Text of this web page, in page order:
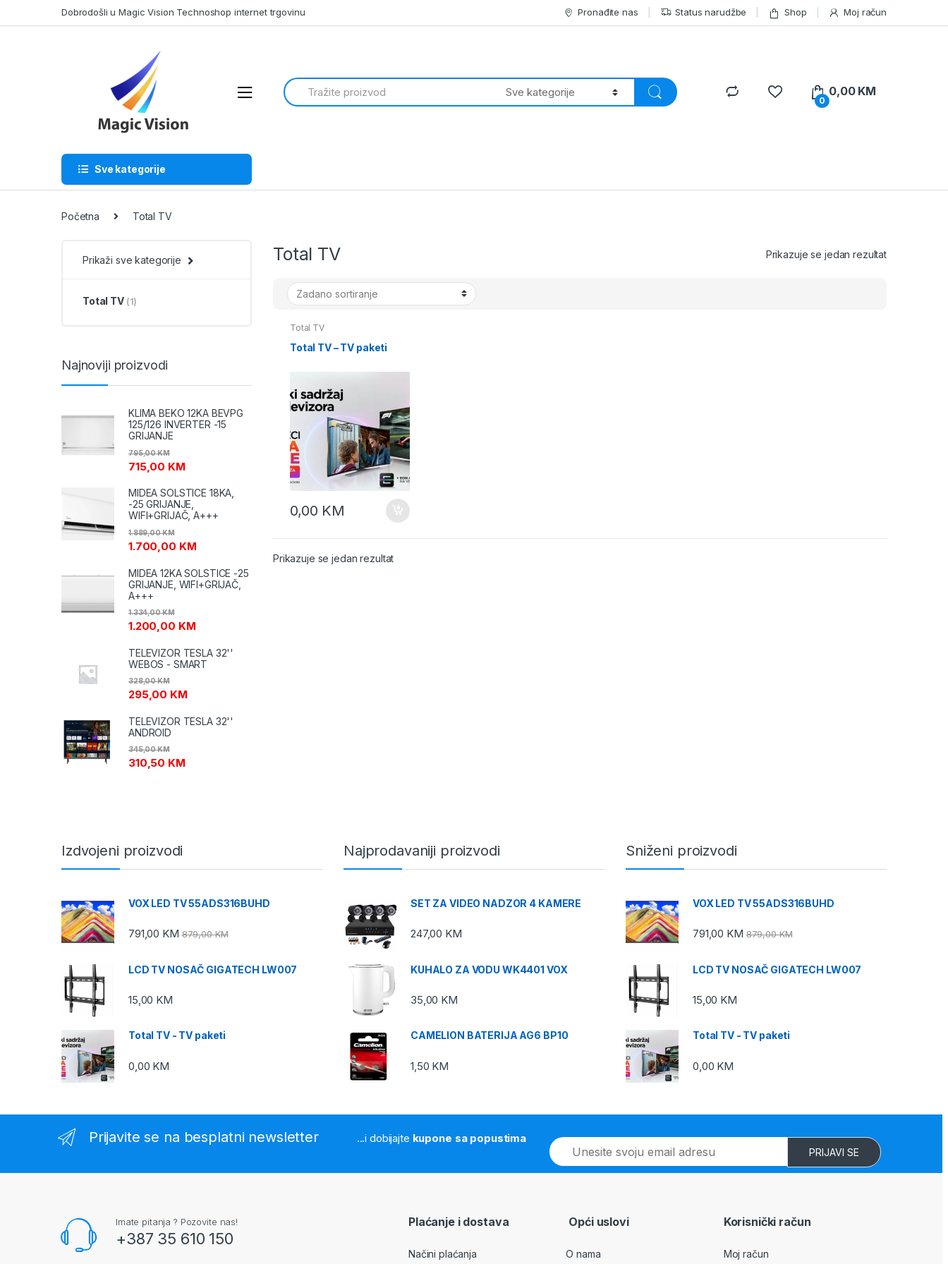
to
to
Dobrodošli u Magic Vision Technoshop internet trgovinu Pronađite nas Status narudžbe Shop Moj račun
Search
for:
0
0,00 KM
Sve kategorije
Početna Total TV
Total TV Prikazuje se jedan rezultat
Total TV
Total TV – TV paketi
0,00 KM
Prikazuje se jedan rezultat
Prikaži sve kategorije
Total TV (1)
Najnoviji proizvodi
KLIMA BEKO 12KA BEVPG
125/126 INVERTER -15
GRIJANJE
715,00 KM
795,00KM
MIDEA SOLSTICE 18KA,
-25 GRIJANJE,
WIFI+GRIJAČ, A+++
1.700,00 KM
1.889,00KM
MIDEA 12KA SOLSTICE -25
GRIJANJE, WIFI+GRIJAČ,
A+++
1.200,00 KM
1.334,00KM
TELEVIZOR TESLA 32''
WEBOS - SMART
295,00 KM
328,00KM
TELEVIZOR TESLA 32''
ANDROID
310,50 KM
345,00KM
Izdvojeni proizvodi
VOX LED TV 55ADS316BUHD
791,00 KM 879,00KM
LCD TV NOSAČ GIGATECH LW007
15,00 KM
Total TV - TV paketi
0,00 KM
Najprodavaniji proizvodi
SET ZA VIDEO NADZOR 4 KAMERE
247,00 KM
KUHALO ZA VODU WK4401 VOX
35,00 KM
CAMELION BATERIJA AG6 BP10
1,50 KM
Sniženi proizvodi
VOX LED TV 55ADS316BUHD
791,00 KM 879,00KM
LCD TV NOSAČ GIGATECH LW007
15,00 KM
Total TV - TV paketi
0,00 KM
Prijavite se na besplatni newsletter ...i dobijajte kupone sa popustima
E
m
a
PRIJAVI SE
Imate pitanja ? Pozovite nas!
+387 35 610 150
Plaćanje i dostava
Načini plaćanja
Opći uslovi
O nama
Korisnički račun
Moj račun